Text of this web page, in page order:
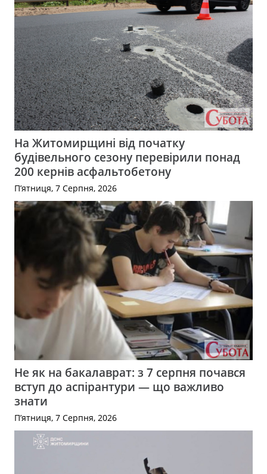
На Житомирщині від початку
будівельного сезону перевірили понад
200 кернів асфальтобетону
П’ятниця, 7 Серпня, 2026
Не як на бакалаврат: з 7 серпня почався
вступ до аспірантури — що важливо
знати
П’ятниця, 7 Серпня, 2026